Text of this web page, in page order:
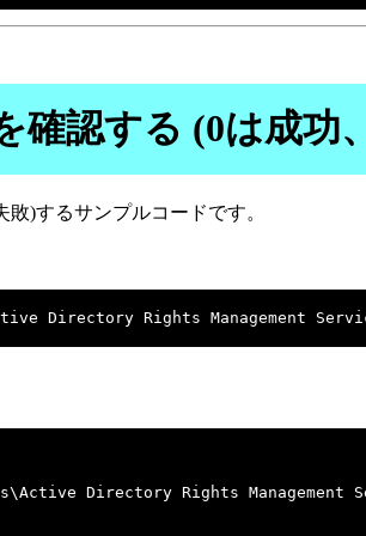
確認する (0は成功
)するサンプルコードです。